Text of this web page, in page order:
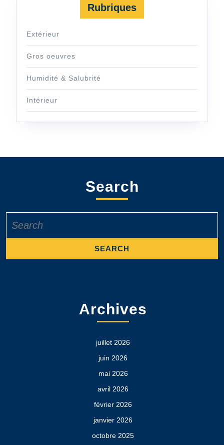
Rubriques
Extérieur
Gros oeuvres
Humidité & Salubrité
Intérieur
Search
for:
Archives
juillet 2026
juin 2026
mai 2026
avril 2026
février 2026
janvier 2026
octobre 2025